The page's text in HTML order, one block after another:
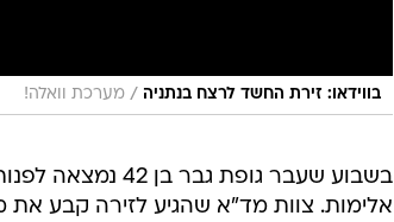
בווידאו: זירת החשד לרצח בנתניה / מערכת וואלה!
בשבוע שעבר
אלימות. צוות מד"א שהגיע לזירה קבע